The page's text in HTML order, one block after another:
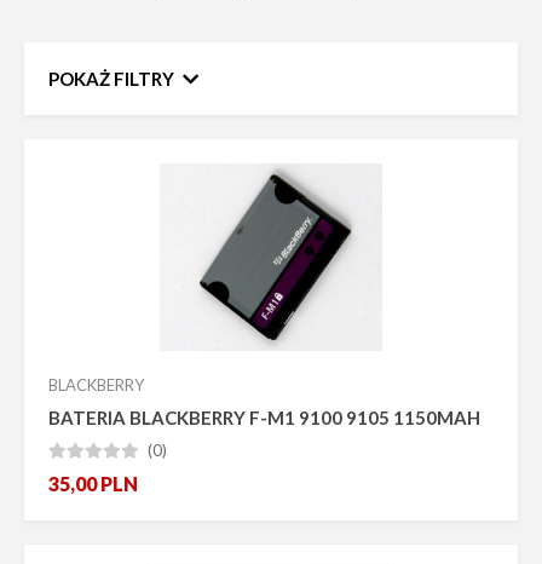
POKAŻ FILTRY
BLACKBERRY
BATERIA BLACKBERRY F-M1 9100 9105 1150MAH
 (0)
35,00PLN